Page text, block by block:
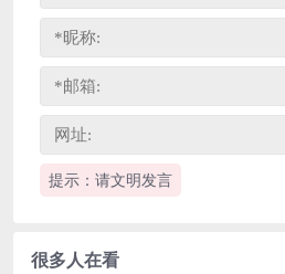
提示：请文明发言
很多人在看